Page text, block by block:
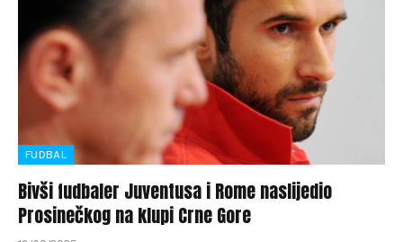
FUDBAL
Bivši fudbaler Juventusa i Rome naslijedio
Prosinečkog na klupi Crne Gore